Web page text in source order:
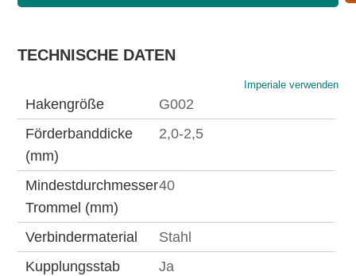
TECHNISCHE DATEN
Imperiale verwenden
Hakengröße
G002
Förderbanddicke
(mm)
2,0-2,5
Mindestdurchmesser
Trommel (mm)
40
Verbindermaterial
Stahl
Kupplungsstab
Ja